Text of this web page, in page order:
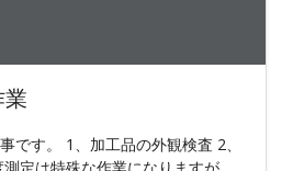
です。 1、加工品の外観検査 2、